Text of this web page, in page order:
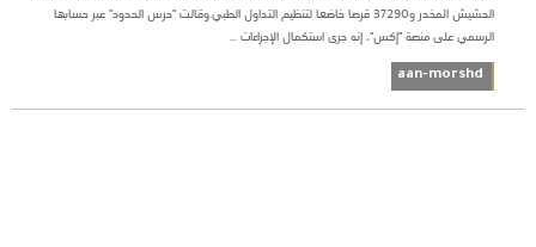
الحشيش المخدر و37290 قرصا خاضعا لتنظيم التداول الطبي.وقالت "حرس الحدود" عبر حسابها
الرسمي على منصة "إكس"، إنه جرى استكمال الإجراءات ...
aan-morshd